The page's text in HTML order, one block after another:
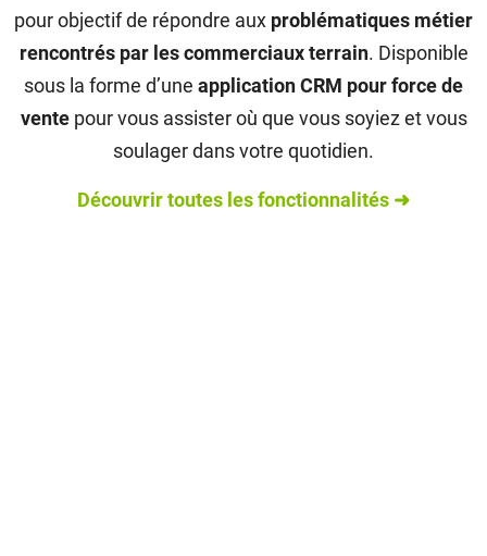
pour objectif de répondre aux problématiques métier
rencontrés par les commerciaux terrain. Disponible
sous la forme d’une application CRM pour force de
ventepour vous assister où que vous soyiez et vous
soulager dans votre quotidien.
Découvrir toutes les fonctionnalités ➜